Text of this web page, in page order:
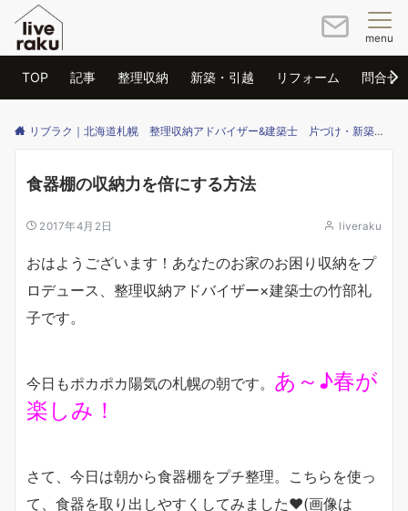
menu
TOP 記事 整理収納 新築・引越 リフォーム 問合せ
リブラク｜北海道札幌 整理収納アドバイザー&建築士 片づけ・新築・リフォームのご相談はリブラクまで
食器棚の収納力を倍にする方法
2017年4月2日 liveraku
おはようございます！あなたのお家のお困り収納をプ
ロデュース、整理収納アドバイザー×建築士の竹部礼
子です。
今日もポカポカ陽気の札幌の朝です。 あ～♪春が
楽しみ！
さて、今日は朝から食器棚をプチ整理。こちらを使っ
て、食器を取り出しやすくしてみました❤(画像は